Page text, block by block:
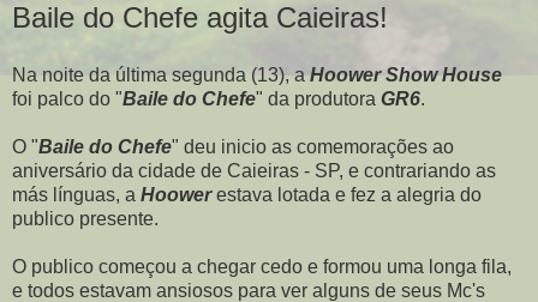
Baile do Chefe agita Caieiras!
Na noite da última segunda (13), aHoower Show House
foi palco do "Baile do Chefe" da produtora GR6.
O "Baile do Chefe" deu inicio as comemorações ao
aniversário da cidade de Caieiras - SP, e contrariando as
más línguas, a Hoowerestava lotada e fez a alegria do
publico presente.
O publico começou a chegar cedo e formou uma longa fila,
e todos estavam ansiosos para ver alguns de seus Mc's